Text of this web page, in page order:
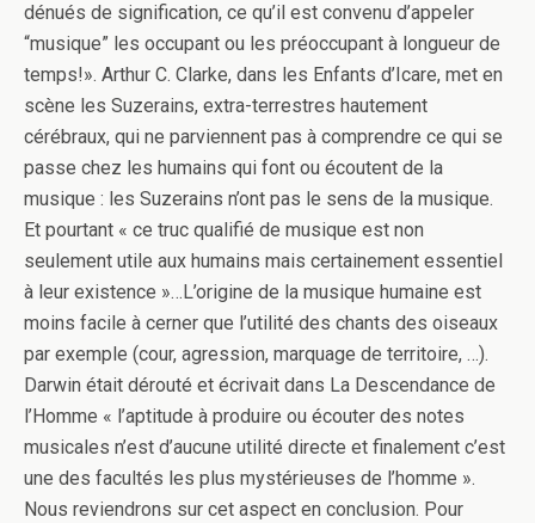
dénués de signification, ce qu’il est convenu d’appeler
“musique” les occupant ou les préoccupant à longueur de
temps!». Arthur C. Clarke, dans les Enfants d’Icare, met en
scène les Suzerains, extra-terrestres hautement
cérébraux, qui ne parviennent pas à comprendre ce qui se
passe chez les humains qui font ou écoutent de la
musique : les Suzerains n’ont pas le sens de la musique.
Et pourtant « ce truc qualifié de musique est non
seulement utile aux humains mais certainement essentiel
à leur existence »…L’origine de la musique humaine est
moins facile à cerner que l’utilité des chants des oiseaux
par exemple (cour, agression, marquage de territoire, …).
Darwin était dérouté et écrivait dans La Descendance de
l’Homme « l’aptitude à produire ou écouter des notes
musicales n’est d’aucune utilité directe et finalement c’est
une des facultés les plus mystérieuses de l’homme ».
Nous reviendrons sur cet aspect en conclusion. Pour